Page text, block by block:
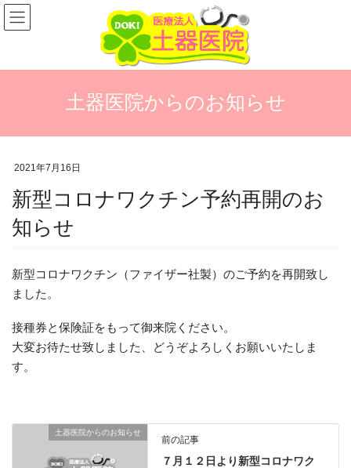
コ
ン
ナ
ビ
土器医院からのお知らせ
2021年7月16日
新型コロナワクチン予約再開のお
知らせ
新型コロナワクチン（ファイザー社製）のご予約を再開致し
ました。
接種券と保険証をもって御来院ください。
大変お待たせ致しました、どうぞよろしくお願いいたしま
す。
土器医院からのお知らせ
前の記事
７月１２日より新型コロナワク